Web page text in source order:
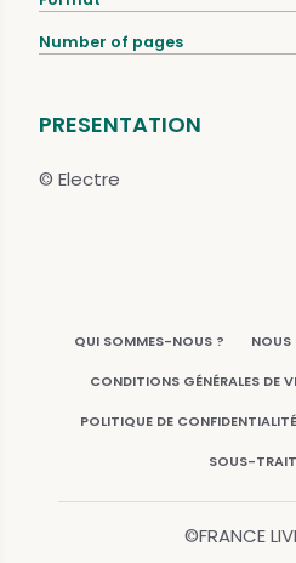
Number of pages
PRESENTATION
© Electre
QUI SOMMES-NOUS ?
CONDITIONS GÉNÉRALES DE
POLITIQUE DE CONFIDENTIALITÉ
SOUS-
©FRANCE